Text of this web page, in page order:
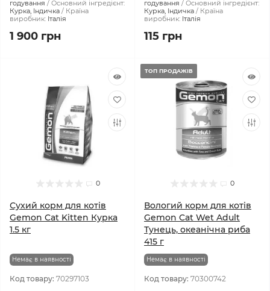
годування
Основний інгредієнт:
Курка, Індичка
Країна
виробник: Італія
1 900 грн
годування
Основний інгредієнт:
Курка, Індичка
Країна
виробник: Італія
115 грн
0
Сухий корм для котів
Gemon Cat Kitten Курка
1.5 кг
Немає в наявності
Код товару: 70297103
ТОП ПРОДАЖІВ
0
Вологий корм для котів
Gemon Cat Wet Adult
Тунeць, океанічна риба
415 г
Немає в наявності
Код товару: 70300742